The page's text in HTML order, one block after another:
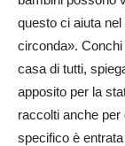
questo ci aiuta
circonda».
casa di tutti,
apposito per la
raccolti anche per
specifico è